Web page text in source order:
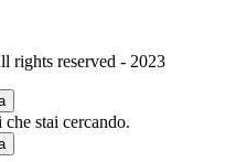
rights reserved - 2023
stai cercando.